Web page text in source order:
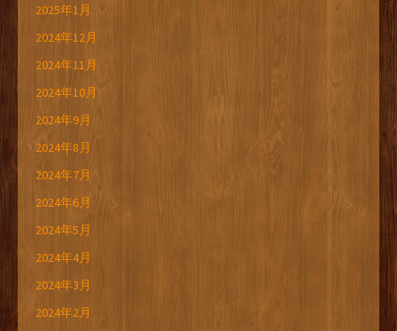
2025年1月
2024年12月
2024年11月
2024年10月
2024年9月
2024年8月
2024年7月
2024年6月
2024年5月
2024年4月
2024年3月
2024年2月